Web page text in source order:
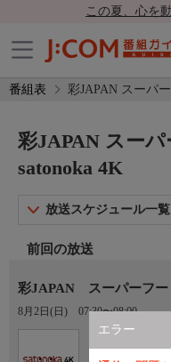
この夏、心を
番組表 彩JAPAN スーパ
エラー
彩JAPAN スー
satonoka 4K
放送スケジュール一覧
前回の放送
彩JAPAN スーパーフー
8月2日(日) 07:30〜08:00